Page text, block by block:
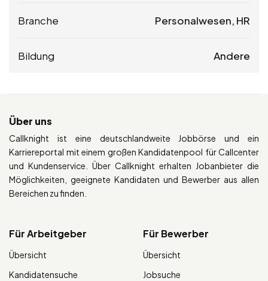
Branche Personalwesen, HR
Bildung Andere
Über uns
Callknight ist eine deutschlandweite Jobbörse und ein
Karriereportal mit einem großen Kandidatenpool für Callcenter
und Kundenservice. Über Callknight erhalten Jobanbieter die
Möglichkeiten, geeignete Kandidaten und Bewerber aus allen
Bereichen zu finden.
Für Arbeitgeber
Übersicht
Kandidatensuche
Für Bewerber
Übersicht
Jobsuche